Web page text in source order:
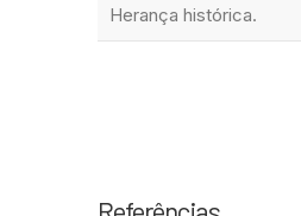
Herança histórica.